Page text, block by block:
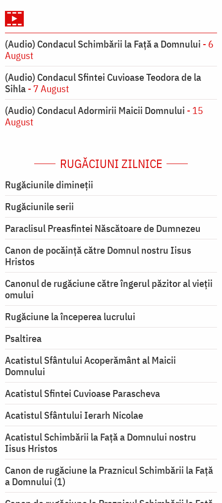
(Audio) Condacul Schimbării la Față a Domnului - 6
August
(Audio) Condacul Sfintei Cuvioase Teodora de la
Sihla- 7 August
(Audio) Condacul Adormirii Maicii Domnului - 15
August
RUGĂCIUNI ZILNICE
Rugăciunile dimineții
Rugăciunile serii
Paraclisul Preasfintei Născătoare de Dumnezeu
Canon de pocăință către Domnul nostru Iisus
Hristos
Canonul de rugăciune către îngerul păzitor al vieții
omului
Rugăciune la începerea lucrului
Psaltirea
Acatistul Sfântului Acoperământ al Maicii
Domnului
Acatistul Sfintei Cuvioase Parascheva
Acatistul Sfântului Ierarh Nicolae
Acatistul Schimbării la Faţă a Domnului nostru
Iisus Hristos
Canon de rugăciune la Praznicul Schimbării la Faţă
a Domnului (1)